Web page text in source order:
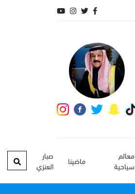
معالم
سياحية
ماضينا
صبار
العنزي